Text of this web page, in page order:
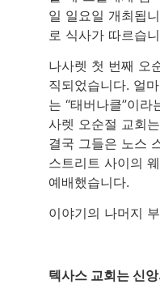
일 일요일 개최됩
로 식사가 따르습
나사렛 첫 번째 오
직되었습니다. 얼
는 “태버나클”이
사렛 오순절 교회
결국 그들은 노스
스트리트 사이의
예배했습니다.
이야기의 나머지
텍사스 교회는 신